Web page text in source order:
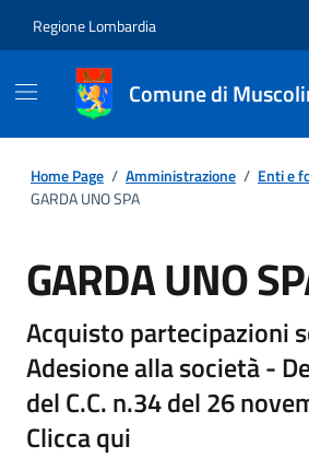
Regione Lombardia
Comune di
Home Page / Amministrazione / Enti e
GARDA UNO SPA
GARDA UNO
Acquisto partecipazioni
Adesione alla società -
del C.C. n.34 del 26
Clicca qui